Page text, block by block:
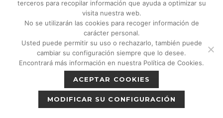
© 2018 - 2026 CLUB DRAGON MADRID |
C/Don Quijote, 5 Semisotano. Madrid (28020)
Política de privacidad|Política de cookies
terceros para recopilar información que ayuda a optimizar su
visita nuestra web.
No se utilizarán las cookies para recoger información de
carácter personal.
Usted puede permitir su uso o rechazarlo, también puede
cambiar su configuración siempre que lo desee.
Encontrará más información en nuestra Política de Cookies.
ACEPTAR COOKIES
MODIFICAR SU CONFIGURACIÓN